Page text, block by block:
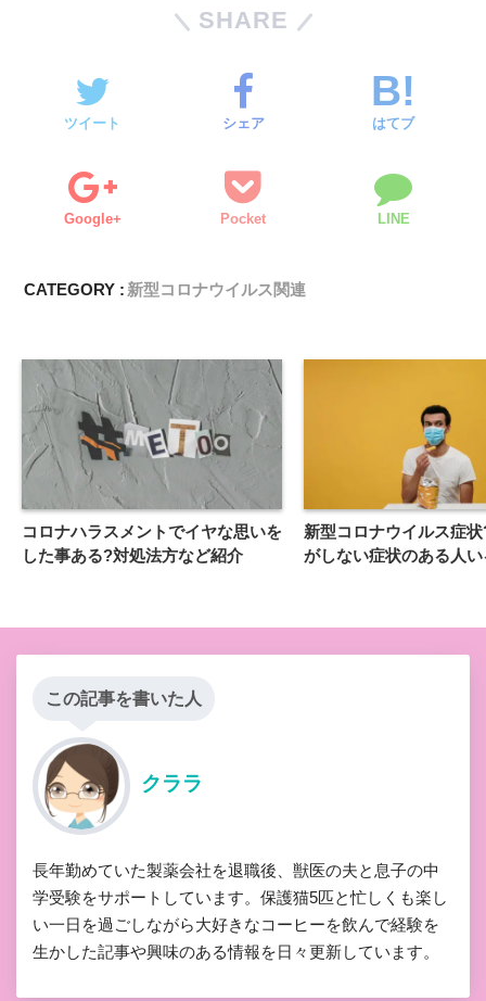
SHARE
ツイート シェア はてブ
Google+ Pocket LINE
CATEGORY : 新型コロナウイルス関連
コロナハラスメントでイヤな思いを
した事ある?対処法方など紹介
新型コロナウイルス症
がしない症状のある人
この記事を書いた人
クララ
長年勤めていた製薬会社を退職後、獣医の夫と息子の中
学受験をサポートしています。保護猫5匹と忙しくも楽し
い一日を過ごしながら大好きなコーヒーを飲んで経験を
生かした記事や興味のある情報を日々更新しています。